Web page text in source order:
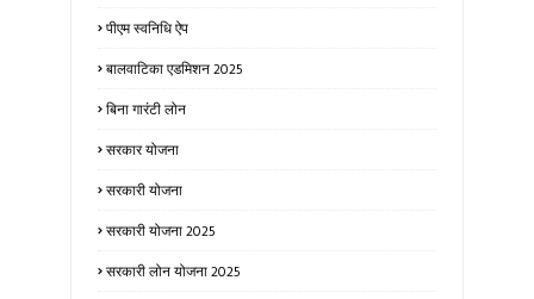
पीएम स्वनिधि ऐप
बालवाटिका एडमिशन 2025
बिना गारंटी लोन
सरकार योजना
सरकारी योजना
सरकारी योजना 2025
सरकारी लोन योजना 2025